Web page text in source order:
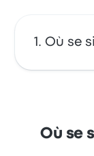
Où se
Consultez
de Oxford
Où se